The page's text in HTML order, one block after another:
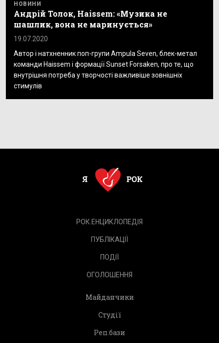
НОВИНИ
Андрій Толок, Haissem: «Музика не
шашлик, вона не маринується»
19.07.2020
Автор і натхненник поп-групи Ampula Seven, блек-метал
команди Haissem і формації Sunset Forsaken, про те, що
внутрішня потреба у творчості важливіше зовнішніх
стимулів
РОК.ЕНЦИКЛОПЕДІЯ
ПУБЛІКАЦІЇ
ПОДІЇ
ОГОЛОШЕННЯ
Майданчики
Студії
Реп.бази